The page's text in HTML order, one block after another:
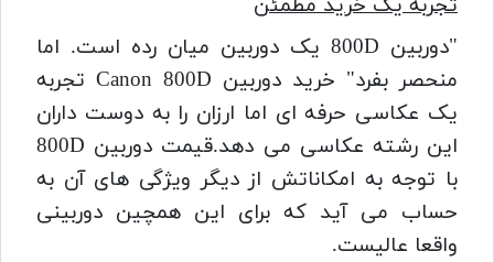
تجربه یک خرید مطمئن
"دوربین 800D یک دوربین میان رده است. اما
منحصر بفرد" خرید دوربین Canon 800D تجربه
یک عکاسی حرفه ای اما ارزان را به دوست داران
این رشته عکاسی می دهد.قیمت دوربین 800D
با توجه به امکاناتش از دیگر ویژگی های آن به
حساب می آید که برای این همچین دوربینی
واقعا عالیست.